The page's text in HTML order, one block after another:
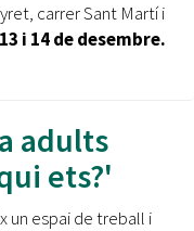
carrer Sant Martí i
i 14 de desembre.
adults
ets?'
un espai de treball i